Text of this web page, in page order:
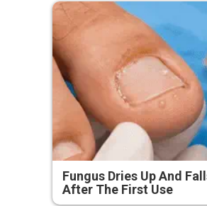
Fungus Dries Up And
After The First Use